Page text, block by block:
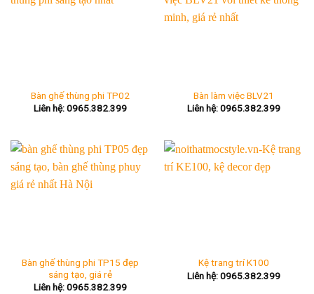
Bàn ghế thùng phi TP02
Liên hệ: 0965.382.399
Bàn làm việc BLV21
Liên hệ: 0965.382.399
Bàn ghế thùng phi TP15 đẹp
sáng tạo, giá rẻ
Liên hệ: 0965.382.399
Kệ trang trí K100
Liên hệ: 0965.382.399